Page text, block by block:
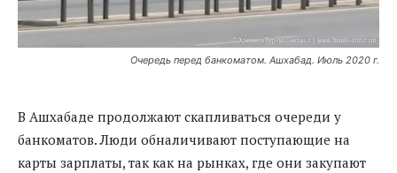
Очередь перед банкоматом. Ашхабад. Июль 2020 г.
В Ашхабаде продолжают скапливаться очереди у
банкоматов. Люди обналичивают поступающие на
карты зарплаты, так как на рынках, где они закупают